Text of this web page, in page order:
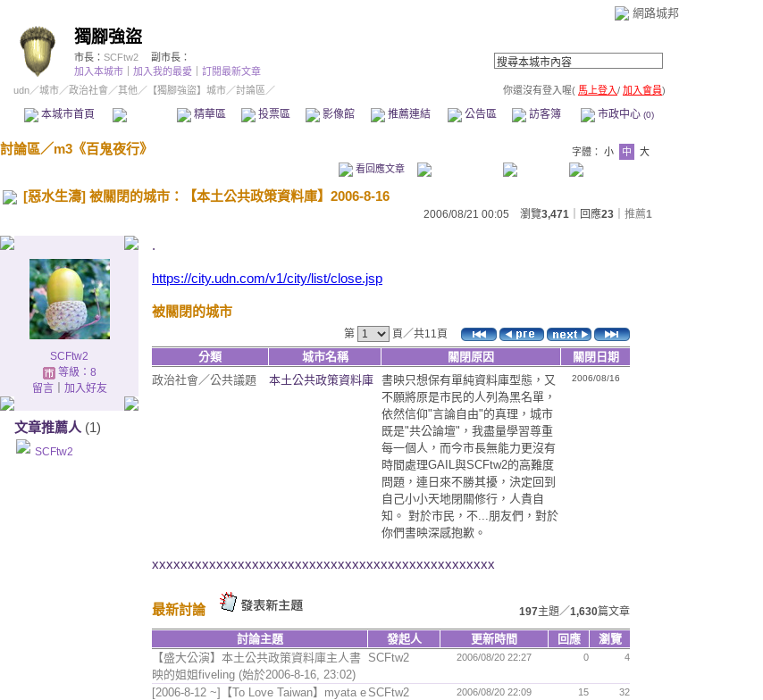
網路城邦
獨腳強盜
市長： SCFtw2
副市長：
加入本城市
加入我的最愛
訂閱最新文章
udn／城市／政治社會 ／其他 ／ 【獨腳強盜】城市／討論區／ 你還沒有登入喔( 馬上登入/ 加入會員)
本城市首頁 精華區 投票區 影像館 推薦連結 公告區 訪客簿 市政中心 (0)
討論區／m3《百鬼夜行》 字體： 小 中
大
看回應文章
[惡水生濤] 被關閉的城市：【本土公共政策資料庫】2006-8-16
2006/08/21 00:05 瀏覽3,471 ｜回應23 推薦1
SCFtw2
等級：8
留言｜ 加入好友
文章推薦人 (1)
SCFtw2
.
https://city.udn.com/v1/city/list/close.jsp
被關閉的城市
第 頁／共11頁
分類 城市名稱 關閉原因
關閉日期
政治社會／公共議題 本土公共政策資料庫 書映只想保有單純資料庫型態，又
不願將原是市民的人列為黑名單，
依然信仰"言論自由"的真理，城市
既是"共公論壇"，我盡量學習尊重
每一個人，而今市長無能力更沒有
時間處理GAIL與SCFtw2的高難度
問題，連日來不勝其擾，決定回到
自己小小天地閉關修行，人貴自
知。 對於市民，不...朋友們，對於
你們書映深感抱歉。
2006/08/16
xxxxxxxxxxxxxxxxxxxxxxxxxxxxxxxxxxxxxxxxxxxxxxxx
最新討論 197主題／1,630篇文章
討論主題 發起人 更新時間 回應
瀏覽
【盛大公演】本土公共政策資料庫主人書
映的姐姐fiveling (始於2006-8-16, 23:02)
SCFtw2 2006/08/20 22:27 0 4
[2006-8-12 ~]【To Love Taiwan】myata e SCFtw2 2006/08/20 22:09 15 32